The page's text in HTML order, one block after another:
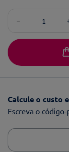
－
Calcule o custo
Escreva o